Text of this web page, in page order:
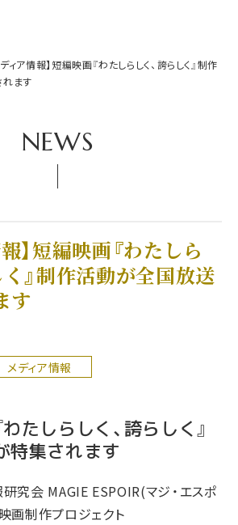
ディア情報】短編映画『わたしらしく、誇らしく』制作
ます
NEWS
】短編映画『わたしら
く』制作活動が全国放送
す
メディア情報
たしらしく、誇らしく』
特集されます
研究会 MAGIE ESPOIR(マジ・エスポ
画制作プロジェクト